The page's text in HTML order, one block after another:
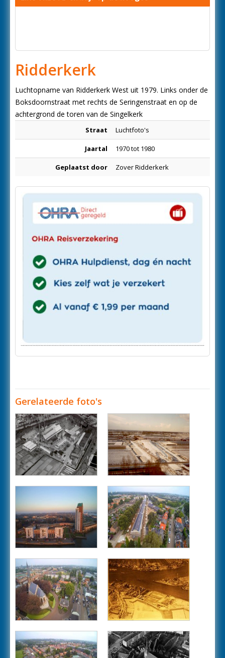
Ridderkerk
Luchtopname van Ridderkerk West uit 1979. Links onder de
Boksdoornstraat met rechts de Seringenstraat en op de
achtergrond de toren van de Singelkerk
Straat Luchtfoto's
Jaartal 1970 tot 1980
Geplaatst door Zover Ridderkerk
Gerelateerde foto's